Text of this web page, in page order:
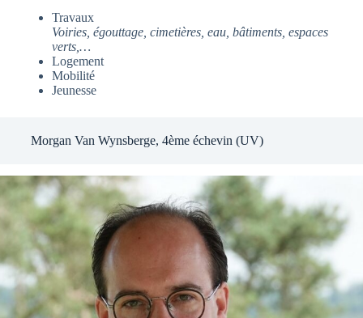
Travaux
Voiries, égouttage, cimetières, eau, bâtiments, espaces
verts,…
Logement
Mobilité
Jeunesse
Morgan Van Wynsberge, 4ème échevin (UV)